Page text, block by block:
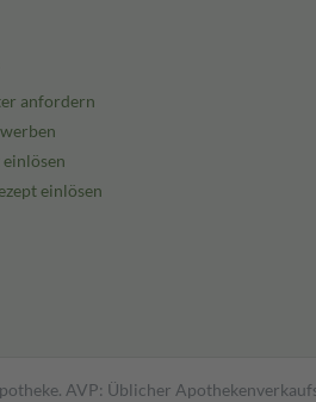
anfordern
einlösen
einlösen
AVP: Üblicher